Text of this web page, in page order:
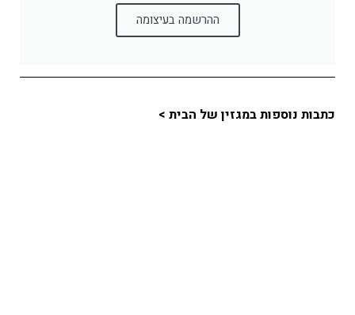
ההרשמה בעיצומה
כתבות נוספות במגזין של הבית >